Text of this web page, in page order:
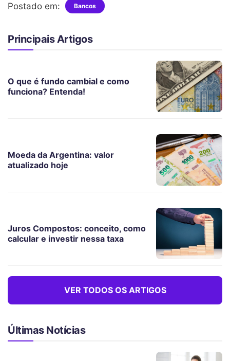
Postado em: Bancos
Principais Artigos
O que é fundo cambial e como
funciona? Entenda!
Moeda da Argentina: valor
atualizado hoje
Juros Compostos: conceito, como
calcular e investir nessa taxa
VER TODOS OS ARTIGOS
Últimas Notícias